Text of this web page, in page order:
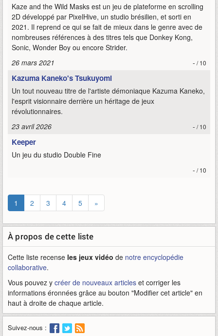
Kaze and the Wild Masks est un jeu de plateforme en scrolling
2D développé par PixelHive, un studio brésilien, et sorti en
2021. Il reprend ce qui se fait de mieux dans le genre avec de
nombreuses références à des titres tels que Donkey Kong,
Sonic, Wonder Boy ou encore Strider.
26 mars 2021
- / 10
Kazuma Kaneko's Tsukuyomi
Un tout nouveau titre de l'artiste démoniaque Kazuma Kaneko,
l'esprit visionnaire derrière un héritage de jeux
révolutionnaires.
23 avril 2026
- / 10
Keeper
Un jeu du studio Double Fine
- / 10
1 2 3 4 5 »
À propos de cette liste
Cette liste recense les jeux vidéo de notre encyclopédie
collaborative.
Vous pouvez y créer de nouveaux articles et corriger les
informations éronnées grâce au bouton "Modifier cet article" en
haut à droite de chaque article.
Suivez-nous :